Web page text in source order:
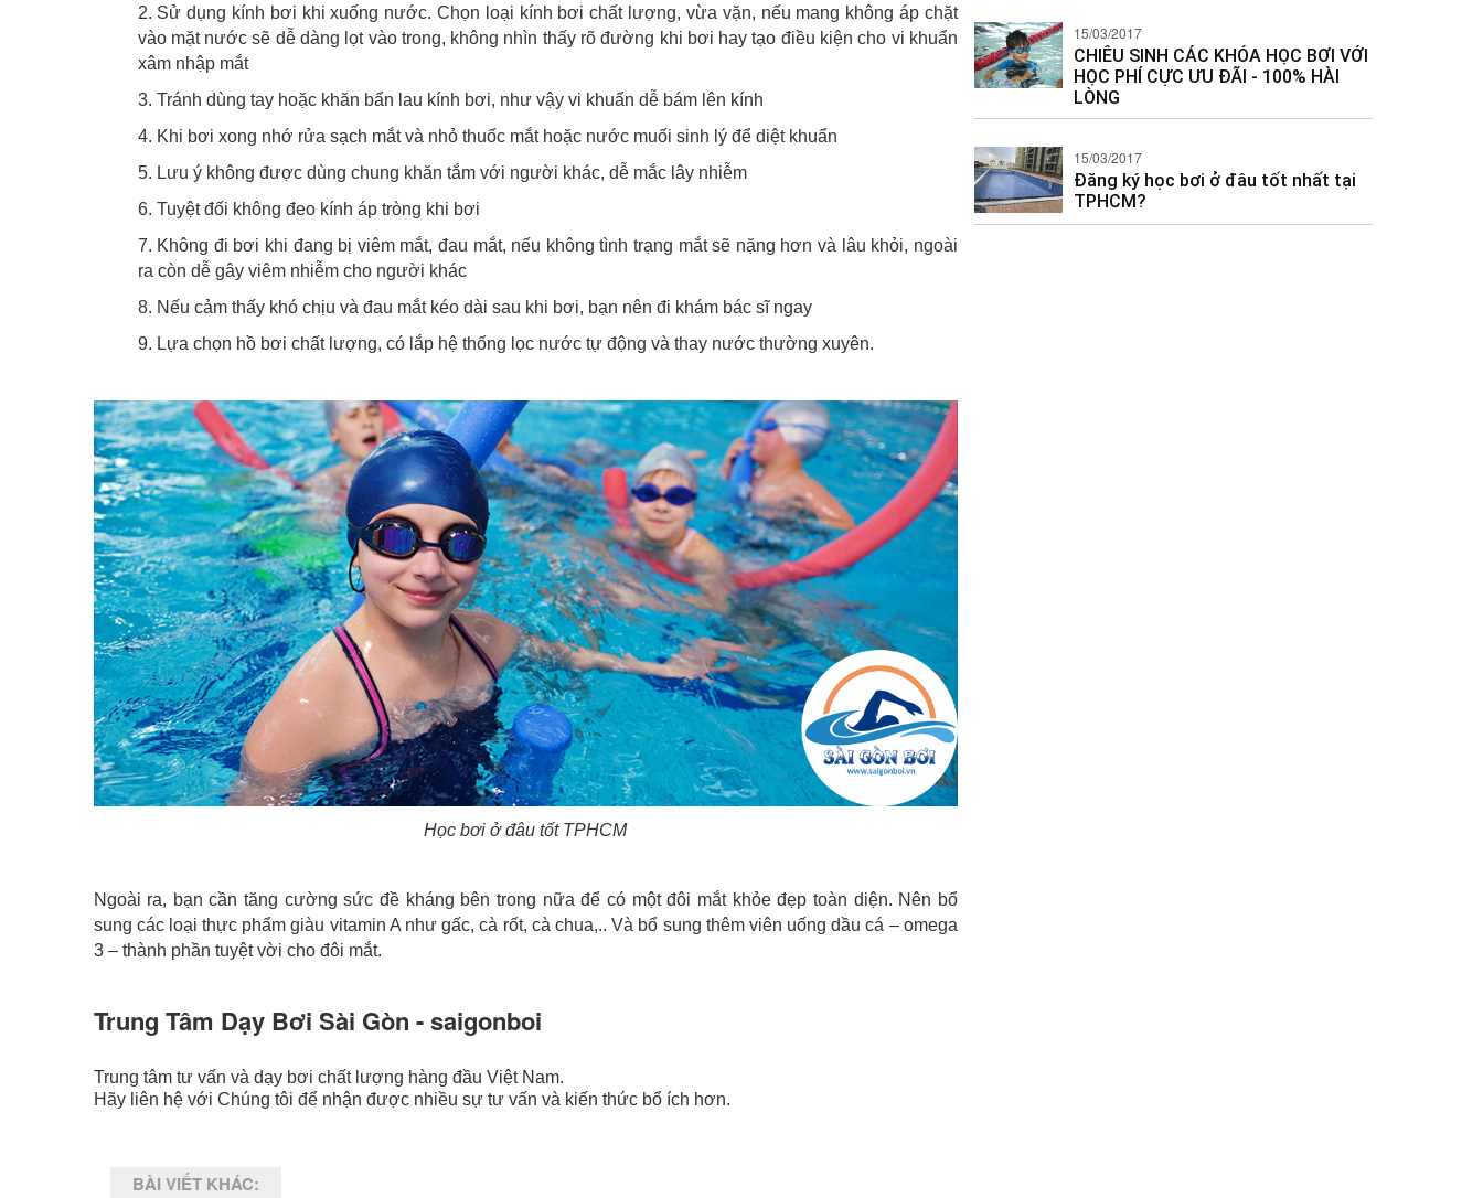
2. Sử dụng kính bơi khi xuống nước. Chọn loại kính bơi chất lượng, vừa vặn, nếu mang không áp chặt
vào mặt nước sẽ dễ dàng lọt vào trong, không nhìn thấy rõ đường khi bơi hay tạo điều kiện cho vi khuẩn
xâm nhập mắt
3. Tránh dùng tay hoặc khăn bẩn lau kính bơi, như vậy vi khuẩn dễ bám lên kính
4. Khi bơi xong nhớ rửa sạch mắt và nhỏ thuốc mắt hoặc nước muối sinh lý để diệt khuẩn
5. Lưu ý không được dùng chung khăn tắm với người khác, dễ mắc lây nhiễm
6. Tuyệt đối không đeo kính áp tròng khi bơi
7. Không đi bơi khi đang bị viêm mắt, đau mắt, nếu không tình trạng mắt sẽ nặng hơn và lâu khỏi, ngoài
ra còn dễ gây viêm nhiễm cho người khác
8. Nếu cảm thấy khó chịu và đau mắt kéo dài sau khi bơi, bạn nên đi khám bác sĩ ngay
9. Lựa chọn hồ bơi chất lượng, có lắp hệ thống lọc nước tự động và thay nước thường xuyên.
Học bơi ở đâu tốt TPHCM
Ngoài ra, bạn cần tăng cường sức đề kháng bên trong nữa để có một đôi mắt khỏe đẹp toàn diện. Nên bổ
sung các loại thực phẩm giàu vitamin A như gấc, cà rốt, cà chua,.. Và bổ sung thêm viên uống dầu cá – omega
3 – thành phần tuyệt vời cho đôi mắt.
Trung Tâm Dạy Bơi Sài Gòn - saigonboi
Trung tâm tư vấn và dạy bơi chất lượng hàng đầu Việt Nam.
Hãy liên hệ với Chúng tôi để nhận được nhiều sự tư vấn và kiến thức bổ ích hơn.
BÀI VIẾT KHÁC:
15/03/2017
CHIÊU SINH CÁC KHÓA HỌC BƠI VỚI
HỌC PHÍ CỰC ƯU ĐÃI - 100% HÀI
LÒNG
15/03/2017
Đăng ký học bơi ở đâu tốt nhất tại
TPHCM?